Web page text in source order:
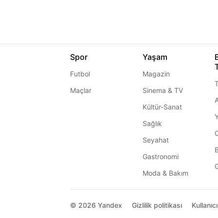
Spor
Futbol
Maçlar
Yaşam
Magazin
Sinema & TV
Kültür-Sanat
Sağlık
Seyahat
Gastronomi
Moda & Bakım
© 2026 Yandex Gizlilik politikası